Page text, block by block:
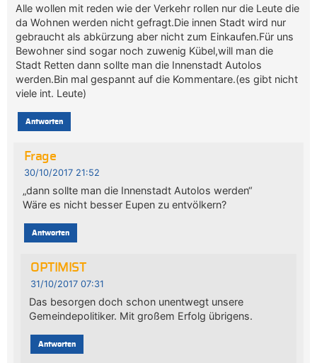
Alle wollen mit reden wie der Verkehr rollen nur die Leute die
da Wohnen werden nicht gefragt.Die innen Stadt wird nur
gebraucht als abkürzung aber nicht zum Einkaufen.Für uns
Bewohner sind sogar noch zuwenig Kübel,will man die
Stadt Retten dann sollte man die Innenstadt Autolos
werden.Bin mal gespannt auf die Kommentare.(es gibt nicht
viele int. Leute)
Antworten
Frage
30/10/2017 21:52
„dann sollte man die Innenstadt Autolos werden“
Wäre es nicht besser Eupen zu entvölkern?
Antworten
OPTIMIST
31/10/2017 07:31
Das besorgen doch schon unentwegt unsere
Gemeindepolitiker. Mit großem Erfolg übrigens.
Antworten